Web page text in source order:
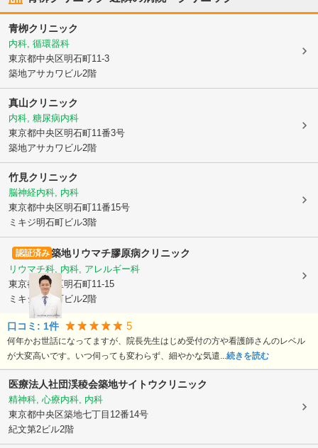
青栁クリニック
内科, 循環器科
東京都中央区明石町11-3
築地アサカワビル2階
真山クリニック
内科, 糖尿病内科
東京都中央区明石町11番3号
築地アサカワビル2階
竹見クリニック
脳神経内科, 内科
東京都中央区明石町11番15号
ミキジ明石町ビル3階
認証済み 築地リウマチ膠原病クリニック
リウマチ科, 内科, アレルギー科
東京都中央区明石町11-15
ミキジ明石町ビル2階
口コミ: 1件 5
何年かお世話になってますが、院長先生はじめ受付の方や看護師さんのレベル
が大変高いです。いつ伺っても変わらず、細やかな気遣...続きを読む
医療法人社団渓稜会築地サイトウクリニック
精神科, 心療内科, 内科
東京都中央区築地七丁目12番14号
紀文第2ビル2階